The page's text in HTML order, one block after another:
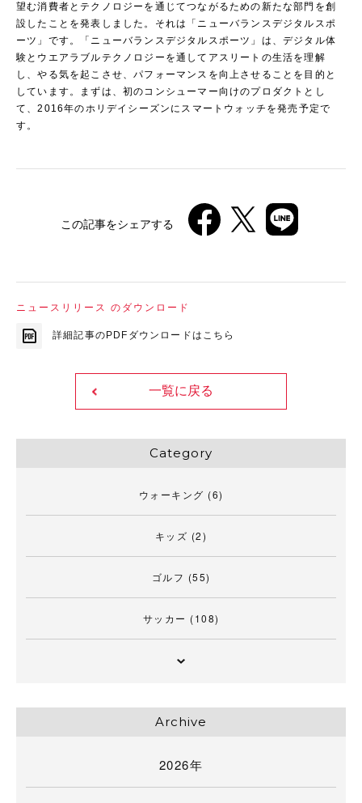
望む消費者とテクノロジーを通じてつながるための新たな部門を創
設したことを発表しました。それは「ニューバランスデジタルスポ
ーツ」です。「ニューバランスデジタルスポーツ」は、デジタル体
験とウエアラブルテクノロジーを通してアスリートの生活を理解
し、やる気を起こさせ、パフォーマンスを向上させることを目的と
しています。まずは、初のコンシューマー向けのプロダクトとし
て、2016年のホリデイシーズンにスマートウォッチを発売予定で
す。
この記事をシェアする
ニュースリリース のダウンロード
詳細記事のPDFダウンロードはこちら
一覧に戻る
Category
ウォーキング (6)
キッズ (2)
ゴルフ (55)
サッカー (108)
Archive
2026年